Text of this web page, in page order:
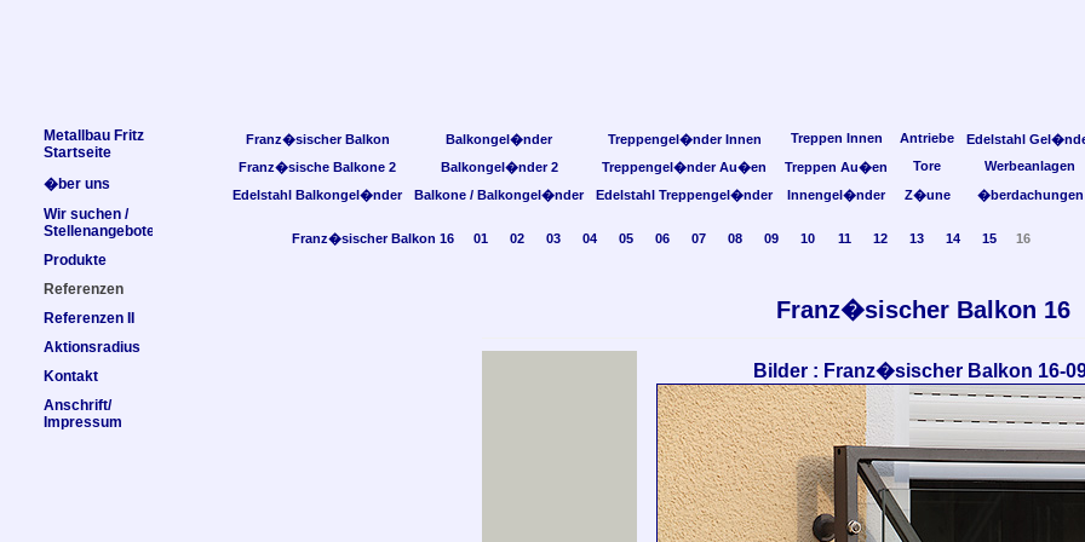
Franz�sischer Balkon 16
Bilder : Franz�sischer Balkon 16-
Franz�sischer Balkon Balkongel�nder Treppengel�nder Innen Treppen Innen Antriebe
Edelstahl
Franz�sische Balkone 2
Balkongel�nder 2 Treppengel�nder Au�en Treppen Au�en Tore
Werbeanlagen
Edelstahl Balkongel�nder
Balkone / Balkongel�nder Edelstahl Treppengel�nder Innengel�nder Z�une �berdachungen
Franz�sischer Balkon 16 01 02 03 04 05 06 07 08 09 10 11 12 13 14 15 16
Metallbau Fritz
Startseite
�ber uns
Wir suchen /
Stellenangebote
Produkte
Referenzen
Referenzen II
Aktionsradius
Kontakt
Anschrift/
Impressum